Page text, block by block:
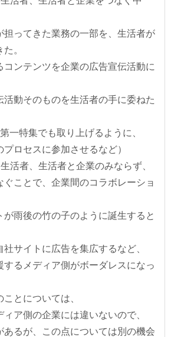
担ってきた業務の一部を、生活者が
。
コンテンツを企業の広告宣伝活動に
活動そのものを生活者の手に委ねた
一特集でも取り上げるように、
ロセスに参加させるなど）
活者、生活者と企業のみならず、
ことで、企業間のコラボレーショ
が雨後の竹の子のように誕生すると
サイトに広告を集広するなど、
するメディア側がボーダレスになっ
とについては、
ア側の企業には違いないので、
あるが、この点については別の機会